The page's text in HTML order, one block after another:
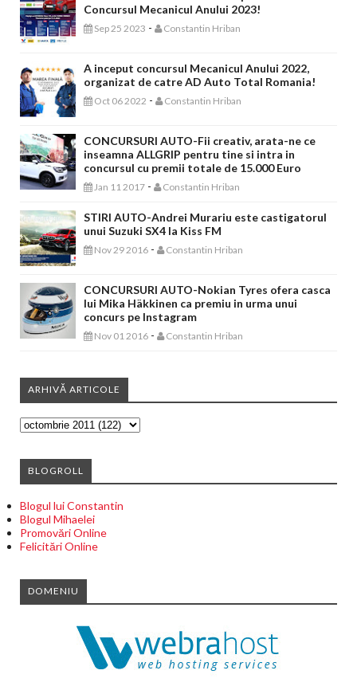
Concursul Mecanicul Anului 2023!
Sep 25 2023 - Constantin Hriban
A inceput concursul Mecanicul Anului 2022,
organizat de catre AD Auto Total Romania!
Oct 06 2022 - Constantin Hriban
CONCURSURI AUTO-Fii creativ, arata-ne ce
inseamna ALLGRIP pentru tine si intra in
concursul cu premii totale de 15.000 Euro
Jan 11 2017 - Constantin Hriban
STIRI AUTO-Andrei Murariu este castigatorul
unui Suzuki SX4 la Kiss FM
Nov 29 2016 - Constantin Hriban
CONCURSURI AUTO-Nokian Tyres ofera casca
lui Mika Häkkinen ca premiu in urma unui
concurs pe Instagram
Nov 01 2016 - Constantin Hriban
ARHIVĂ ARTICOLE
BLOGROLL
Blogul lui Constantin
Blogul Mihaelei
Promovări Online
Felicitări Online
DOMENIU